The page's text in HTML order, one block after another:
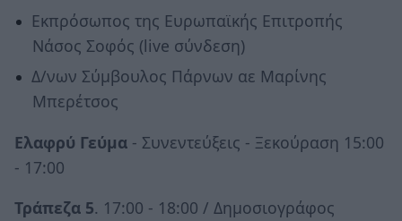
Εκπρόσωπος της Ευρωπαϊκής Επιτροπής
Νάσος Σοφός (live σύνδεση)
Δ/νων Σύμβουλος Πάρνων αε Μαρίνης
Μπερέτσος
Ελαφρύ Γεύμα - Συνεντεύξεις - Ξεκούραση 15:00
- 17:00
Τράπεζα 5. 17:00 - 18:00 / Δημοσιογράφος